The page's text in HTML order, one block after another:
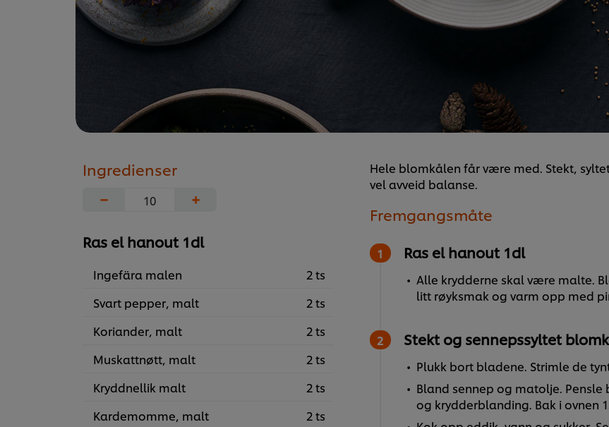
Ingredienser
−
+
Ras el hanout 1dl
Ingefära malen
2 ts
Svart pepper, malt
2 ts
Koriander, malt
2 ts
Muskattnøtt, malt
2 ts
Kryddnellik malt
2 ts
Kardemomme, malt
2 ts
Hele blomkålen får være med. Stekt,
vel avveid balanse.
Fremgangsmåte
Ras el hanout 1dl
Alle krydderne skal være malte.
litt røyksmak og varm opp med
Stekt og sennepssyltet
Plukk bort bladene. Strimle de
Bland sennep og matolje.
og krydderblanding. Bak i ovnen